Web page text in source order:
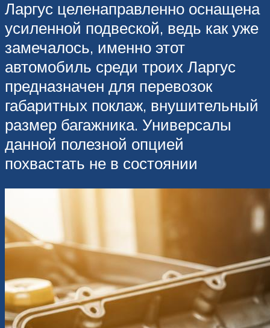
Ларгус целенаправленно оснащена
усиленной подвеской, ведь как уже
замечалось, именно этот
автомобиль среди троих Ларгус
предназначен для перевозок
габаритных поклаж, внушительный
размер багажника. Универсалы
данной полезной опцией
похвастать не в состоянии